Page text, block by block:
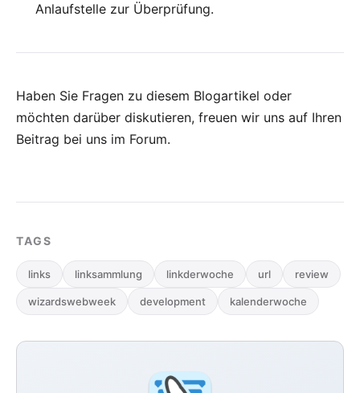
Anlaufstelle zur Überprüfung.
Haben Sie Fragen zu diesem Blogartikel oder
möchten darüber diskutieren, freuen wir uns auf Ihren
Beitrag bei uns im Forum.
TAGS
links linksammlung linkderwoche url review
wizardswebweek development kalenderwoche